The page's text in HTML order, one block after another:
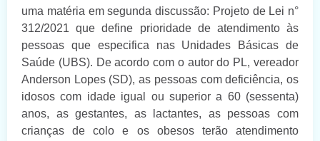
uma matéria em segunda discussão: Projeto de Lei n°
312/2021 que define prioridade de atendimento às
pessoas que especifica nas Unidades Básicas de
Saúde (UBS). De acordo com o autor do PL, vereador
Anderson Lopes (SD), as pessoas com deficiência, os
idosos com idade igual ou superior a 60 (sessenta)
anos, as gestantes, as lactantes, as pessoas com
crianças de colo e os obesos terão atendimento